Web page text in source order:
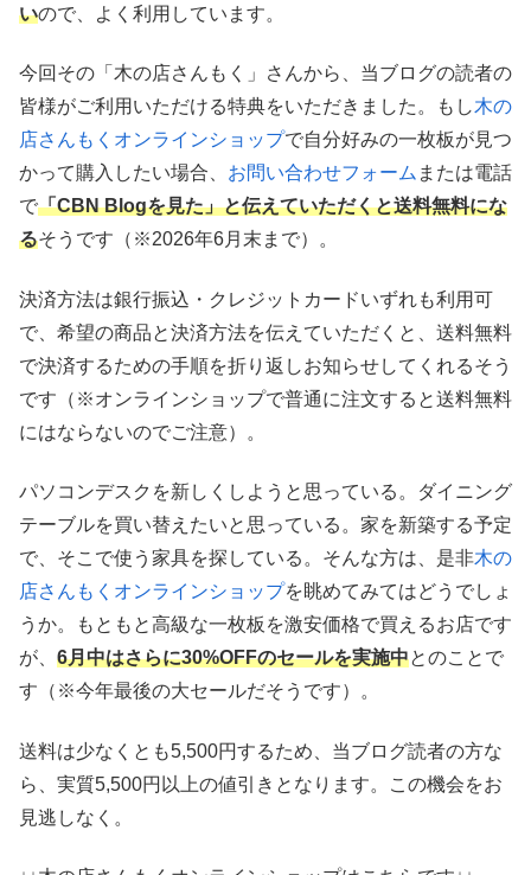
いので、よく利用しています。
今回その「木の店さんもく」さんから、当ブログの読者の
皆様がご利用いただける特典をいただきました。もし木の
店さんもくオンラインショップで自分好みの一枚板が見つ
かって購入したい場合、 お問い合わせフォーム または電話
で「CBN Blogを見た」と伝えていただくと送料無料にな
るそうです（※2026年6月末まで）。
決済方法は銀行振込・クレジットカードいずれも利用可
で、希望の商品と決済方法を伝えていただくと、送料無料
で決済するための手順を折り返しお知らせしてくれるそう
です（※オンラインショップで普通に注文すると送料無料
にはならないのでご注意）。
パソコンデスクを新しくしようと思っている。ダイニング
テーブルを買い替えたいと思っている。家を新築する予定
で、そこで使う家具を探している。そんな方は、是非木の
店さんもくオンラインショップを眺めてみてはどうでしょ
うか。もともと高級な一枚板を激安価格で買えるお店です
が、 6月中はさらに30%OFFのセールを実施中とのことで
す（※今年最後の大セールだそうです）。
送料は少なくとも5,500円するため、当ブログ読者の方な
ら、実質5,500円以上の値引きとなります。この機会をお
見逃しなく。